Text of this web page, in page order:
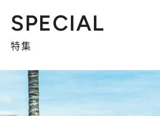
SPECIAL
特集